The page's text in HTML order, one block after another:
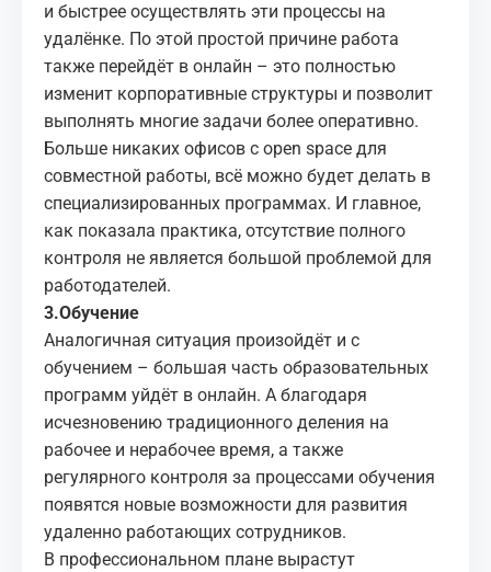
и быстрее осуществлять эти процессы на
удалёнке. По этой простой причине работа
также перейдёт в онлайн – это полностью
изменит корпоративные структуры и позволит
выполнять многие задачи более оперативно.
Больше никаких офисов с open space для
совместной работы, всё можно будет делать в
специализированных программах. И главное,
как показала практика, отсутствие полного
контроля не является большой проблемой для
работодателей.
3.Обучение
Аналогичная ситуация произойдёт и с
обучением – большая часть образовательных
программ уйдёт в онлайн. А благодаря
исчезновению традиционного деления на
рабочее и нерабочее время, а также
регулярного контроля за процессами обучения
появятся новые возможности для развития
удаленно работающих сотрудников.
В профессиональном плане вырастут